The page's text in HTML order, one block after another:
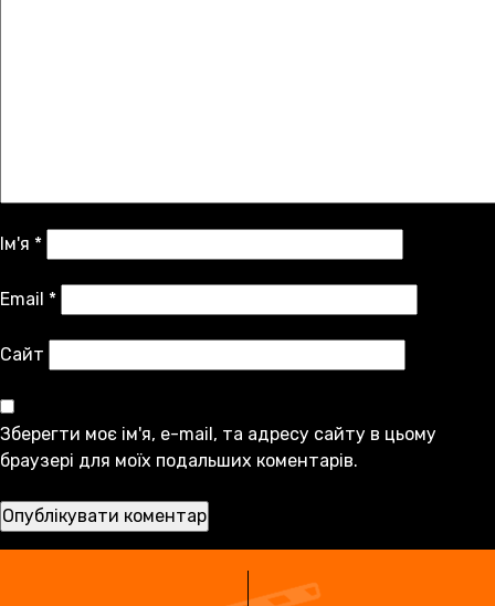
Ім'я *
Email *
Сайт
Зберегти моє ім'я, e-mail, та адресу сайту в цьому
браузері для моїх подальших коментарів.